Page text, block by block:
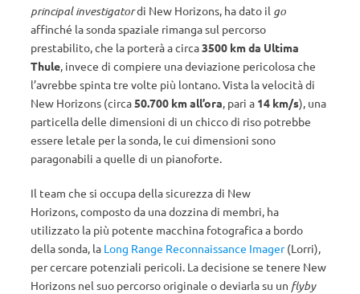
principal investigatordi New Horizons, ha dato il go
affinché la sonda spaziale rimanga sul percorso
prestabilito, che la porterà a circa3500 km da Ultima
Thule, invece di compiere una deviazione pericolosa che
l’avrebbe spinta tre volte più lontano. Vista la velocità di
New Horizons (circa50.700 km all’ora, pari a 14 km/s), una
particella delle dimensioni di un chicco di riso potrebbe
essere letale per la sonda, le cui dimensioni sono
paragonabili a quelle di un pianoforte.
Il team che si occupa della sicurezza di New
Horizons, composto da una dozzina di membri, ha
utilizzato la più potente macchina fotografica a bordo
della sonda, la Long Range Reconnaissance Imager(Lorri),
per cercare potenziali pericoli. La decisione se tenere New
Horizons nel suo percorso originale o deviarla su un flyby